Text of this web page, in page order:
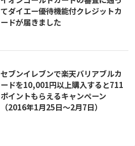
てダイエー優待機能付クレジットカ
ードが届きました
セブンイレブンで楽天バリアブルカ
ードを10,001円以上購入すると711
ポイントもらえるキャンペーン
（2016年1月25日〜2月7日）